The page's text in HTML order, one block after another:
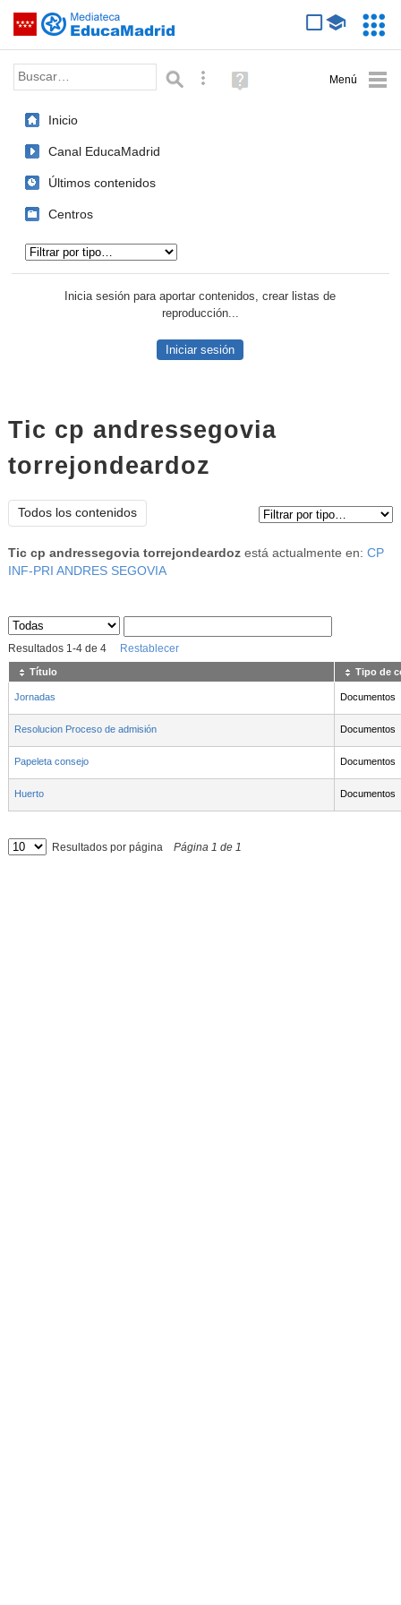
Saltar navegación
Palabra o frase: Búsqueda avanzada
Ayuda
(en
Inicio
Canal EducaMadrid
Últimos contenidos
Centros
Inicia sesión para aportar contenidos, crear listas de
reproducción...
Iniciar sesión
Tic cp andressegovia
torrejondeardoz
Todos los contenidos
Tic cp andressegovia torrejondeardozestá actualmente en: CP
INF-PRI ANDRES SEGOVIA
Sus archivos
Resultados 1-4de 4 Restablecer
Título Tipo de
Jornadas Documentos
Resolucion Proceso de admisión Documentos
Papeleta consejo Documentos
Huerto Documentos
Resultados por página Página 1 de 1